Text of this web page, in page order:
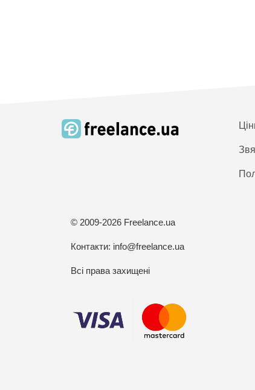
© 2009-2026 Freelance.ua
Контакти: info@freelance.ua
Всі права захищені